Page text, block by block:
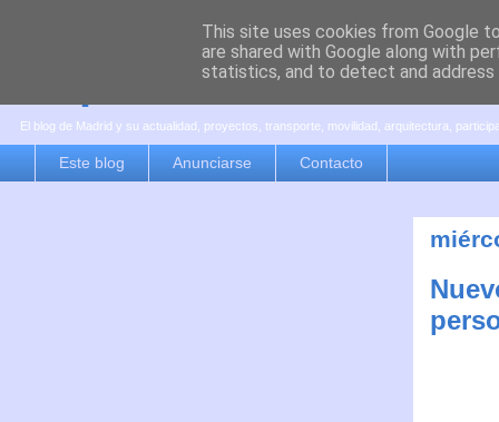
es por madrid
El blog de Madrid y su actualidad, proyectos, transporte, movilidad, arquitectura,
Este blog Anunciarse Contacto
This site uses cookies from Google
are shared with Google along with
statistics, and to detect and address